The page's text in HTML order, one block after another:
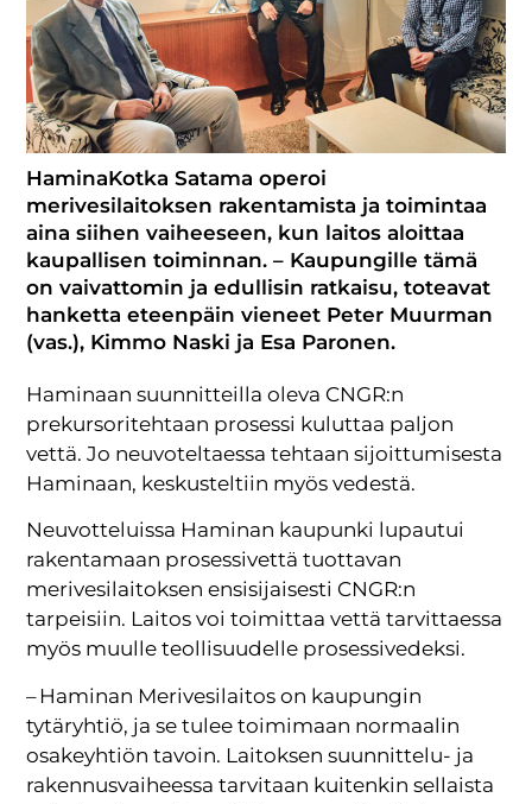
HaminaKotka Satama operoi
merivesilaitoksen rakentamista ja toimintaa
aina siihen vaiheeseen, kun laitos aloittaa
kaupallisen toiminnan. – Kaupungille tämä
on vaivattomin ja edullisin ratkaisu, toteavat
hanketta eteenpäin vieneet Peter Muurman
(vas.), Kimmo Naski ja Esa Paronen.
Haminaan suunnitteilla oleva CNGR:n
prekursoritehtaan prosessi kuluttaa paljon
vettä. Jo neuvoteltaessa tehtaan sijoittumisesta
Haminaan, keskusteltiin myös vedestä.
Neuvotteluissa Haminan kaupunki lupautui
rakentamaan prosessivettä tuottavan
merivesilaitoksen ensisijaisesti CNGR:n
tarpeisiin. Laitos voi toimittaa vettä tarvittaessa
myös muulle teollisuudelle prosessivedeksi.
– Haminan Merivesilaitos on kaupungin
tytäryhtiö, ja se tulee toimimaan normaalin
osakeyhtiön tavoin. Laitoksen suunnittelu- ja
rakennusvaiheessa tarvitaan kuitenkin sellaista